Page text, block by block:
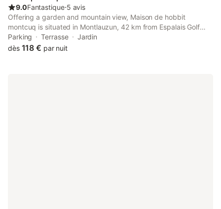
9.0Fantastique⋅5 avis
Offering a garden and mountain view, Maison de hobbit
montcuq is situated in Montlauzun, 42 km from Espalais Golf
Club and 45 km from Les Aiguillons Golf Course. This property
offers access to a terrace and free private parking.
Parking Terrasse
Jardin
dès 118 € par nuit